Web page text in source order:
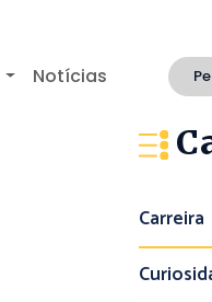
Notícias
Carreira